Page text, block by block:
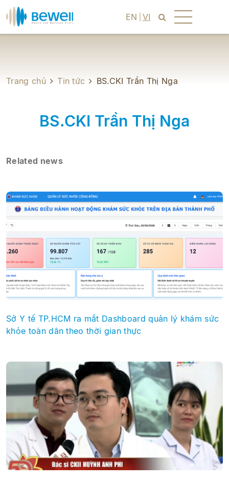
EN VI
Trang chủ Tin tức BS.CKI Trần Thị Nga
BS.CKI Trần Thị Nga
Related news
Sở Y tế TP.HCM ra mắt Dashboard quản lý khám sức
khỏe toàn dân theo thời gian thực